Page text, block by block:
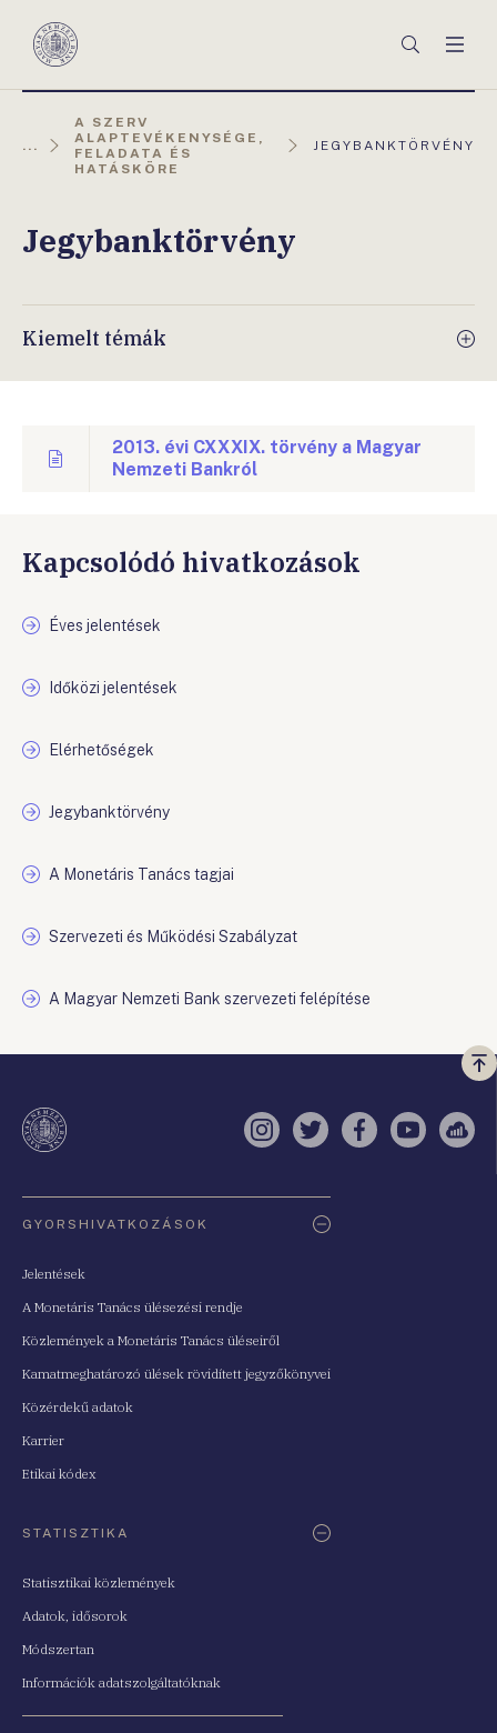
Magyar
Keresés
...
A SZERV
ALAPTEVÉKENYSÉGE,
FELADATA ÉS
HATÁSKÖRE
AKTUÁLIS
JEGYBANKTÖRVÉNY
Jegybanktörvény
Kiemelt témák
2013. évi CXXXIX. törvény a Magyar
Nemzeti Bankról
Kapcsolódó hivatkozások
Éves jelentések
Időközi jelentések
Elérhetőségek
Jegybanktörvény
A Monetáris Tanács tagjai
Szervezeti és Működési Szabályzat
A Magyar Nemzeti Bank szervezeti felépítése
a
Instagram
TwitterFacebook
YouTube
GYORSHIVATKOZÁSOK
Jelentések
A Monetáris Tanács ülésezési rendje
Közlemények a Monetáris Tanács üléseiről
Kamatmeghatározó ülések rövidített jegyzőkönyvei
Közérdekű adatok
Karrier
Etikai kódex
STATISZTIKA
Statisztikai közlemények
Adatok, idősorok
Módszertan
Információk adatszolgáltatóknak